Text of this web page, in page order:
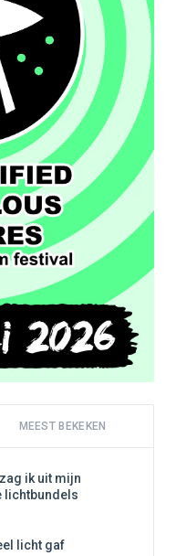
MEEST BEKEKEN
ik uit mijn
lichtbundels
licht gaf